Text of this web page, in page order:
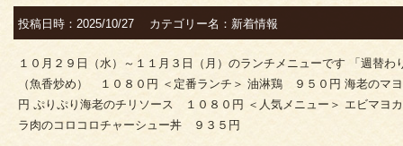
投稿日時：2025/10/27 カテゴリー名：新着情報
１０月２９日（水）～１１月３日（月）のランチメニューです 「週替
（魚香炒め） １０８０円 ＜定番ランチ＞ 油淋鶏 ９５０円 海老の
円 ぷりぷり海老のチリソース １０８０円 ＜人気メニュー＞ エビマヨ
ラ肉のコロコロチャーシュー丼 ９３５円